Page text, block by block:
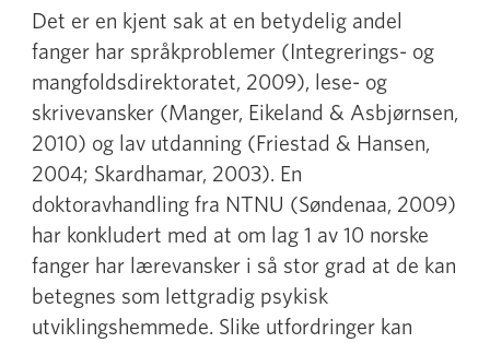
Det er en kjent sak at en betydelig andel
fanger har språkproblemer (Integrerings- og
mangfoldsdirektoratet, 2009), lese- og
skrivevansker (Manger, Eikeland & Asbjørnsen,
2010) og lav utdanning (Friestad & Hansen,
2004; Skardhamar, 2003). En
doktoravhandling fra NTNU (Søndenaa, 2009)
har konkludert med at om lag 1 av 10 norske
fanger har lærevansker i så stor grad at de kan
betegnes som lettgradig psykisk
utviklingshemmede. Slike utfordringer kan